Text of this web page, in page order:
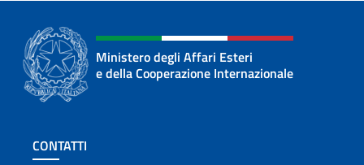
Ministero degli Affari Esteri
e della Cooperazione Internazionale
Sezione footer
CONTATTI